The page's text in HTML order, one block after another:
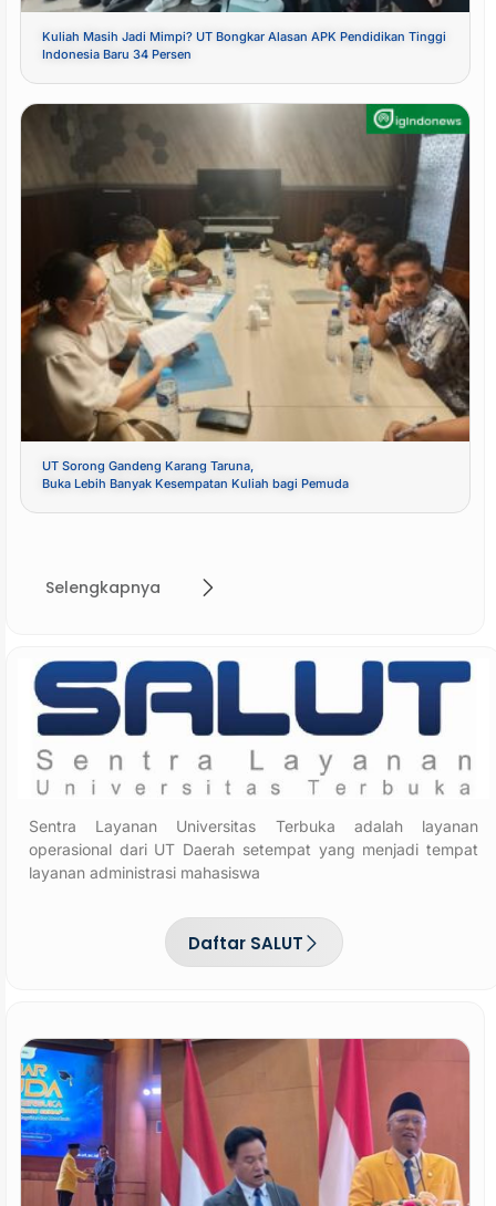
Kuliah Masih Jadi Mimpi? UT Bongkar Alasan APK Pendidikan Tinggi
Indonesia Baru 34 Persen
UT Sorong Gandeng Karang Taruna,
Buka Lebih Banyak Kesempatan Kuliah bagi Pemuda
Selengkapnya
Sentra Layanan Universitas Terbuka adalah layanan
operasional dari UT Daerah setempat yang menjadi tempat
layanan administrasi mahasiswa
Daftar SALUT